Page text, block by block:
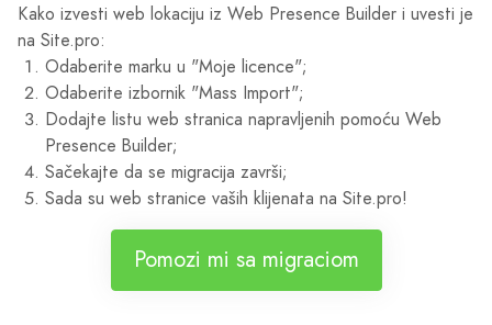
Kako izvesti web lokaciju iz Web Presence Builder i uvesti je
na Site.pro:
Odaberite marku u "Moje licence";
Odaberite izbornik "Mass Import";
Dodajte listu web stranica napravljenih pomoću Web
Presence Builder;
Sačekajte da se migracija završi;
Sada su web stranice vaših klijenata na Site.pro!
Pomozi mi sa migraciom